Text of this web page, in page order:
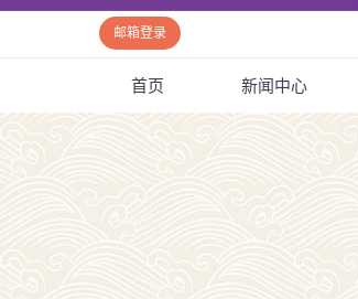
邮箱登录
首页 新闻中心